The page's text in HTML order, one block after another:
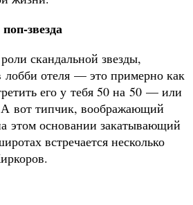
звезда
скандальной звезды,
лобби отеля — это примерно как
его у тебя 50 на 50 — или
вот типчик, воображающий
этом основании закатывающий
встречается несколько